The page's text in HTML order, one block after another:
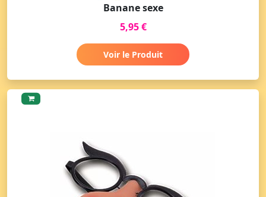
Banane sexe
5,95 €
Voir le Produit